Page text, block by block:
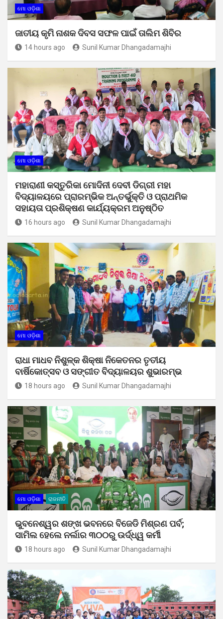
ମୋ ଓଡ଼ିଶା
ଜାତୀୟ କୃମି ନାଶକ ଦିବସ ସଫଳ ପାଇଁ ତାଲିମ ଶିବିର
14 hours ago Sunil Kumar Dhangadamajhi
ମୋ ଓଡ଼ିଶା
ମହାରାଣୀ କସ୍ତୁରିକା ମୋଦିନୀ ଦେବୀ ଡିଗ୍ରୀ ମହା
ବିଦ୍ୟାଳୟରେ ପ୍ରାରମ୍ଭିକ ଅନ୍ତର୍ଭୁକ୍ତି ଓ ପ୍ରାଥମିକ
ସହାୟତା ପ୍ରଶିକ୍ଷଣ କାର୍ଯ୍ୟକ୍ରମ ଅନୁଷ୍ଠିତ
16 hours ago Sunil Kumar Dhangadamajhi
ମୋ ଓଡ଼ିଶା
ରାଧା ମାଧବ ନିଶୁଳ୍କ ଶିକ୍ଷା ନିକେତନର ତୃତୀୟ
ବାର୍ଷିକୋତ୍ସବ ଓ ସଙ୍ଗୀତ ବିଦ୍ୟାଳୟର ଶୁଭାରମ୍ଭ
18 hours ago Sunil Kumar Dhangadamajhi
ମୋ ଓଡ଼ିଶା ରାଜନୀତି
ଭୁବନେଶ୍ୱର ଶଙ୍ଖ ଭବନରେ ବିଜେଡି ମିଶ୍ରଣ ପର୍ବ;
ସାମିଲ ହେଲେ ନର୍ଲାର ୩୦୦ରୁ ଉର୍ଦ୍ଧ୍ୱ କର୍ମୀ
18 hours ago Sunil Kumar Dhangadamajhi